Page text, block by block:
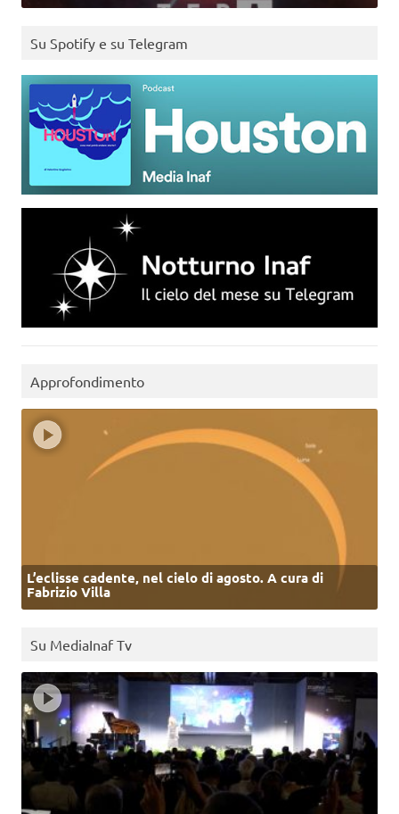
Su Spotify e su Telegram
Approfondimento
L’eclisse cadente, nel cielo di agosto. A cura di
Fabrizio Villa
Su MediaInaf Tv